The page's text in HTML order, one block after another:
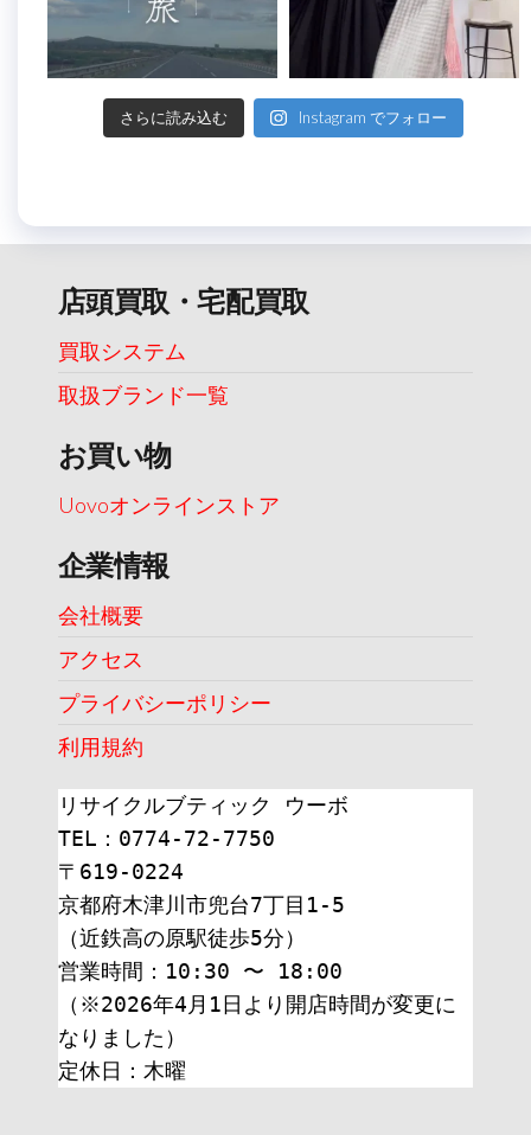
さらに読み込む Instagram でフォロー
店頭買取・宅配買取
買取システム
取扱ブランド一覧
お買い物
Uovoオンラインストア
企業情報
会社概要
アクセス
プライバシーポリシー
利用規約
リサイクルブティック ウーボ
TEL：0774-72-7750
〒619-0224
京都府木津川市兜台7丁目1-5
（近鉄高の原駅徒歩5分）
営業時間：10:30 〜 18:00
（※2026年4月1日より開店時間が変更に
なりました）
定休日：木曜